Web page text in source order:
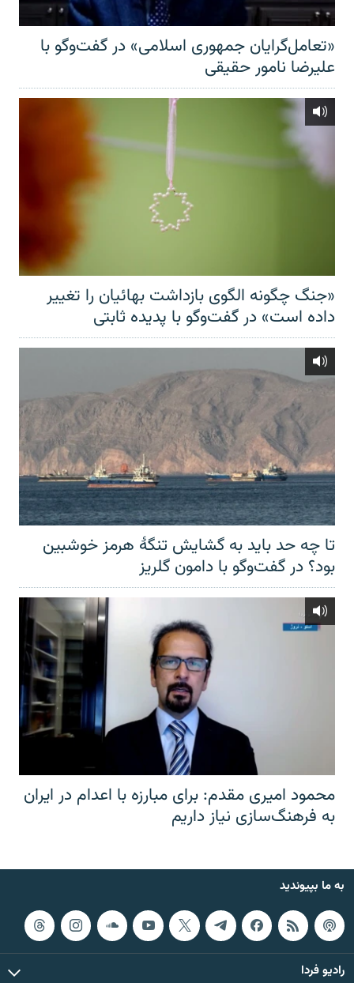
«تعامل‌گرایان جمهوری اسلامی» در گفت‌وگو با
علیرضا نامور حقیقی
«جنگ چگونه الگوی بازداشت بهائیان را تغییر
داده است» در گفت‌وگو با پدیده ثابتی
تا چه حد باید به گشایش تنگهٔ هرمز خوشبین
بود؟ در گفت‌وگو با دامون گلریز
محمود امیری مقدم: برای مبارزه با اعدام در ایران
به فرهنگ‌سازی نیاز داریم
به ما بپیوندید
رادیو فردا